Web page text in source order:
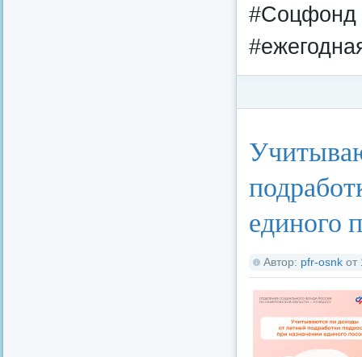
#Соцфонд
единого
Автор: pfr-osnk от